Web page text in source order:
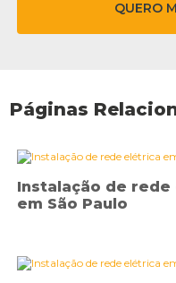
QUERO
Páginas
Instalação de
em São Paulo